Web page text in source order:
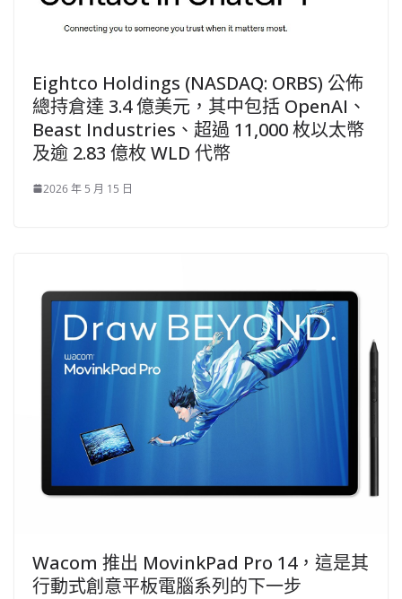
Eightco Holdings (NASDAQ: ORBS) 公佈
總持倉達 3.4 億美元，其中包括 OpenAI、
Beast Industries、超過 11,000 枚以太幣
及逾 2.83 億枚 WLD 代幣
2026 年 5 月 15 日
Wacom 推出 MovinkPad Pro 14，這是其
行動式創意平板電腦系列的下一步